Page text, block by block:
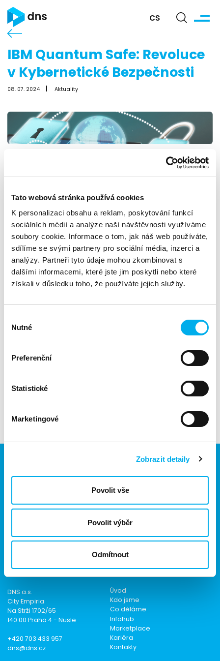
Tato webová stránka používá cookies
K personalizaci obsahu a reklam, poskytování funkcí
sociálních médií a analýze naší návštěvnosti využíváme
soubory cookie. Informace o tom, jak náš web používáte,
sdílíme se svými partnery pro sociální média, inzerci a
analýzy. Partneři tyto údaje mohou zkombinovat s
dalšími informacemi, které jste jim poskytli nebo které
získali v důsledku toho, že používáte jejich služby.
souhlasu
Nutné
Preferenční
Statistické
Marketingové
Zobrazit detaily
Povolit vše
Povolit výběr
Odmítnout
CS
IBM Quantum Safe: Revoluce
v Kybernetické Bezpečnosti
08. 07. 2024 Aktuality
Svět kybernetické bezpečnosti stojí na prahu
revoluce, kterou přináší kvantová technologie.
vývoje kvantových počítačů, přichází s konceptem
IBM představuje IBM Quantum Safe, inovativní řešení pro
ochranu dat v éře kvantových počítačů. Kvantové počítače,
které mají potenciál prolomit tradiční šifrovací metody,
vyžadují nové přístupy ke kybernetické bezpečnosti. IBM
Quantum Safe zahrnuje:
Post-kvantovou kryptografii: Vývoj algoritmů odolných
šifrovacích klíčů pomocí kvantové fyziky.
Hybridní přístup: Kombinaci tradiční kryptografie s post-
IBM vede vývoj těchto technologií, aby zajistila ochranu
citlivých dat a komunikací v digitální éře. S IBM Quantum Safe
v digitální systémy.
Pro více informací nás kontaktujte, nebo navštivte webové
stránkyIBM.
Jsme součástí eD skupiny, ekosystému firem v oblasti IT,
obchodu, softwarových řešení, komunikace, e-commerce
a technologií s 30 lety zkušeností, více než 700 odborníky
a tržbami přesahujícími 16 miliard.
Kontakt
DNS a.s.
City Empiria
Na Strži 1702/65
140 00 Praha 4 - Nusle
+420 703 433 957
dns@dns.cz
Menu
Úvod
Kdo jsme
Co děláme
Infohub
Marketplace
Kariéra
Kontakty